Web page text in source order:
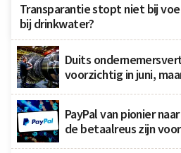
Transparantie stopt niet bij
bij drinkwater?
Duits
voorzichtig in juni,
PayPal van pionier
de betaalreus zijn